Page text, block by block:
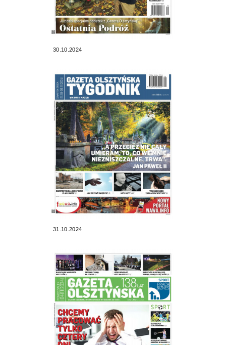
30.10.2024
31.10.2024